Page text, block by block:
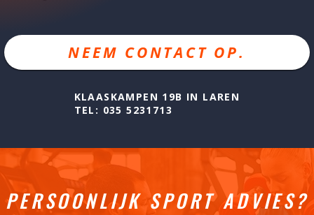
NEEM CONTACT OP.
KLAASKAMPEN 19B IN LAREN
TEL: 035 5231713
PERSOONLIJK SPORT ADVIES?